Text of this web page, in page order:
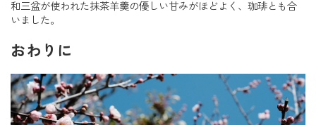
和三盆が使われた抹茶羊羹の優しい甘みがほどよく、珈琲とも合
いました。
おわりに